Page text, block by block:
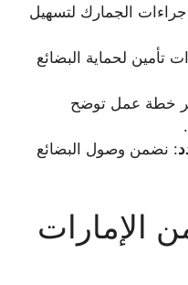
الجمارك لتسهيل
تأمين لحماية البضائع
خطة عمل توضح
: نضمن وصول البضائع
الإمارات